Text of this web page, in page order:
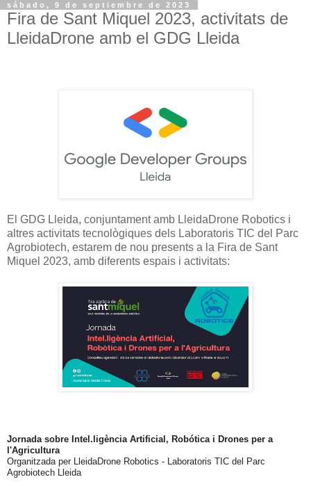
sábado, 9 de septiembre de 2023
Fira de Sant Miquel 2023, activitats de
LleidaDrone amb el GDG Lleida
El GDG Lleida, conjuntament amb LleidaDrone Robotics i
altres activitats tecnològiques dels Laboratoris TIC del Parc
Agrobiotech, estarem de nou presents a la Fira de Sant
Miquel 2023, amb diferents espais i activitats:
Jornada sobre Intel.ligència Artificial, Robótica i Drones per a
l'Agricultura
Organitzada per LleidaDrone Robotics - Laboratoris TIC del Parc
Agrobiotech Lleida